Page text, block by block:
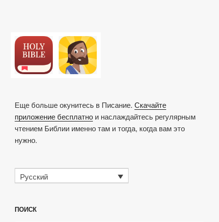
Еще больше окунитесь в Писание. Скачайте
приложение бесплатно и наслаждайтесь регулярным
чтением Библии именно там и тогда, когда вам это
нужно.
Русский
ПОИСК